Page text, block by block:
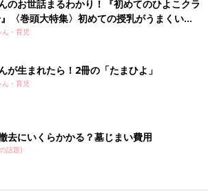
のお世話まるわかり！『初めてのひよこクラ
〈巻頭大特集〉初めての授乳がうまくい
ぱい・ミルクの基本と夏のトラブル 解決テ
ん・育児
が生まれたら！2冊の「たまひよ」
ん・育児
去にいくらかかる？墓じまい費用
話題)